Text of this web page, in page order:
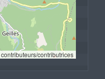
contributeurs/contributrices